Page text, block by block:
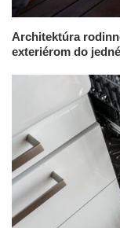
Architektúra
exteriérom do